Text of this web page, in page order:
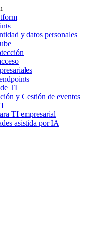
y datos personales
TI
y Gestión de eventos
TI empresarial
asistida por IA